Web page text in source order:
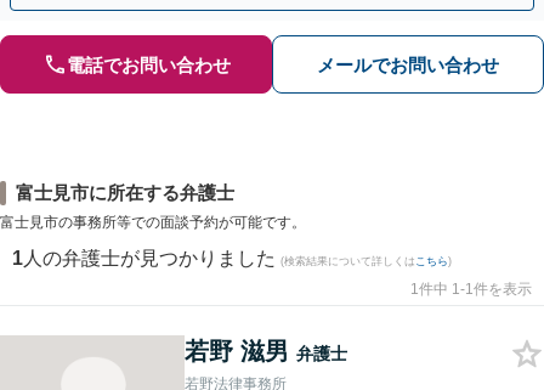
電話でお問い合わせ メールでお問い合わせ
富士見市に所在する弁護士
富士見市の事務所等での面談予約が可能です。
1 人の弁護士が見つかりました (検索結果について詳しくは こちら)
1件中 1-1件を表示
若野 滋男 弁護士
若野法律事務所